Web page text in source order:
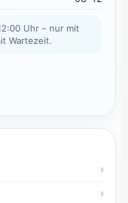
Uhr – nur mit
Wartezeit.